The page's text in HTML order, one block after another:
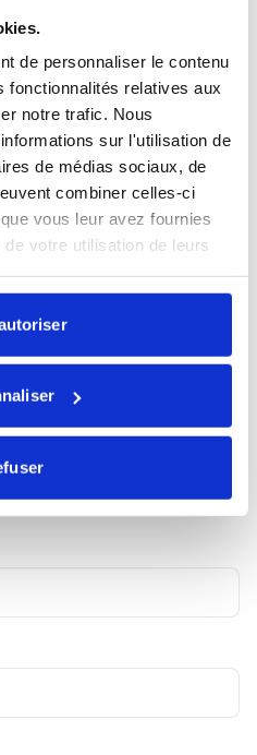
de personnaliser le contenu
fonctionnalités relatives aux
notre trafic. Nous
sur l'utilisation de
de médias sociaux, de
combiner celles-ci
vous leur avez fournies
votre utilisation de leurs
qui vous intéressent et
en exclusivité.